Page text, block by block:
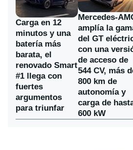
Carga en 12
minutos y una
batería más
barata, el
renovado Smart
#1 llega con
fuertes
argumentos
para triunfar
Mercedes-
amplía la
del GT
con una
de acceso de
544 CV, más
800 km de
autonomía y
carga de
600 kW